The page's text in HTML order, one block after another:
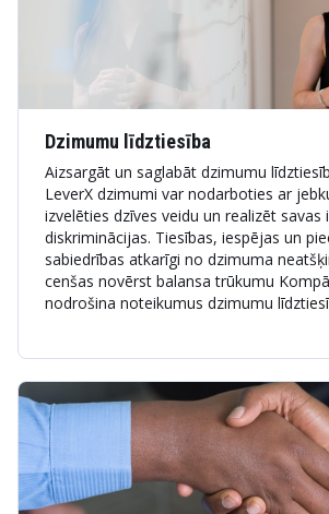
Dzimumu līdztiesība
Aizsargāt un saglabāt dzimumu
LeverX dzimumi var nodarboties ar
izvelēties dzīves veidu un realizēt savas
diskriminācijas. Tiesības, iespējas un
sabiedrības atkarīgi no dzimuma
cenšas novērst balansa trūkumu
nodrošina noteikumus dzimumu